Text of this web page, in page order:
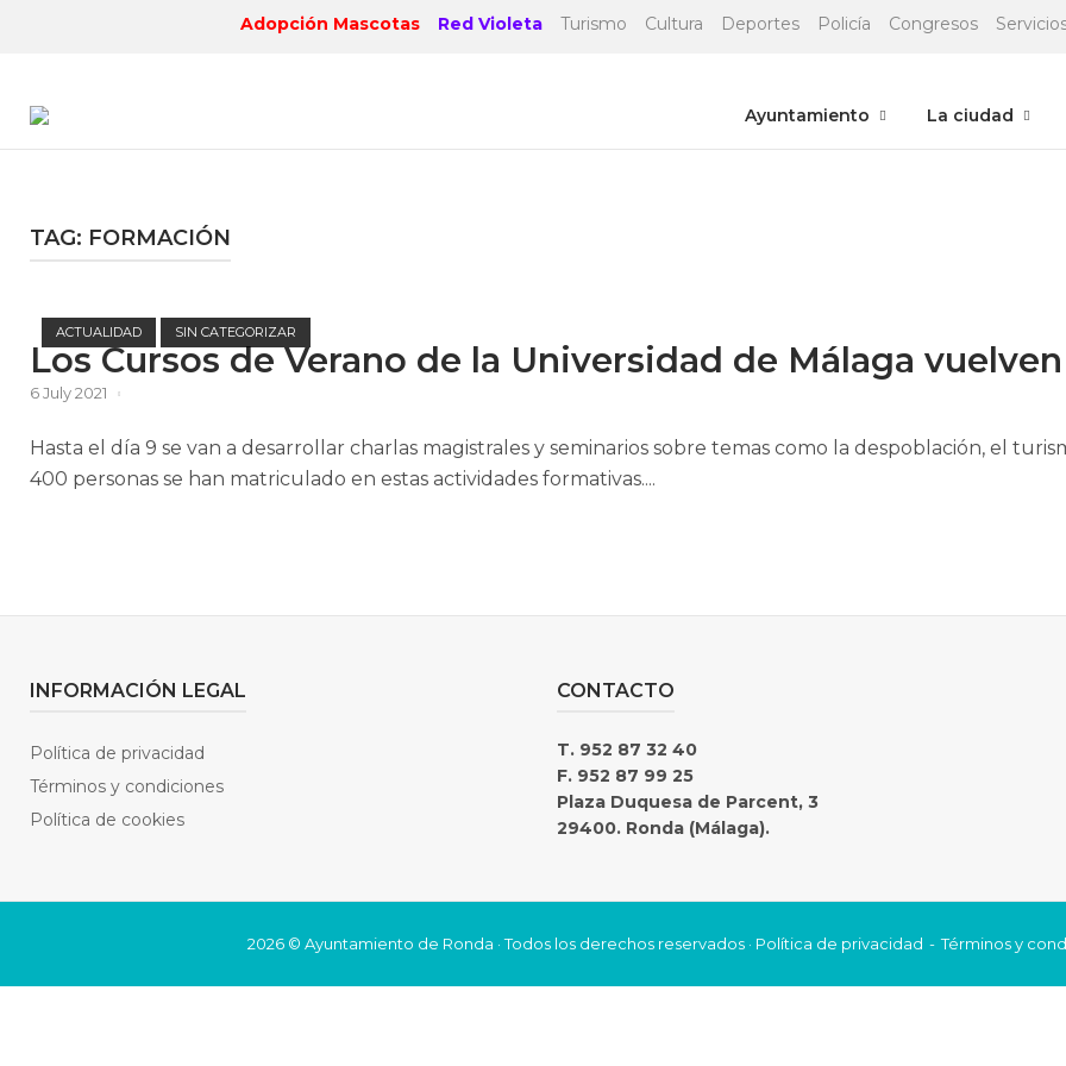
Adopción Mascotas Red Violeta Turismo Cultura Deportes Policía Congresos
Ayuntamiento La ciudad
TAG: FORMACIÓN
ACTUALIDAD SIN CATEGORIZAR
Los Cursos de Verano de la Universidad de Málaga
6 July 2021
Hasta el día 9 se van a desarrollar charlas magistrales y seminarios sobre temas como la despoblación, el
400 personas se han matriculado en estas actividades formativas....
INFORMACIÓN LEGAL
Política de privacidad
Términos y condiciones
Política de cookies
CONTACTO
T. 952 87 32 40
F. 952 87 99 25
Plaza Duquesa de Parcent, 3
29400. Ronda (Málaga).
2026 © Ayuntamiento de Ronda · Todos los derechos reservados · Política de privacidad Términos y